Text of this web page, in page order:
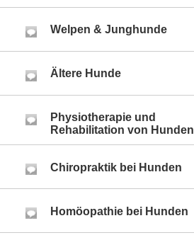
Welpen & Junghunde
Ältere Hunde
Physiotherapie und
Rehabilitation von Hunden
Chiropraktik bei Hunden
Homöopathie bei Hunden